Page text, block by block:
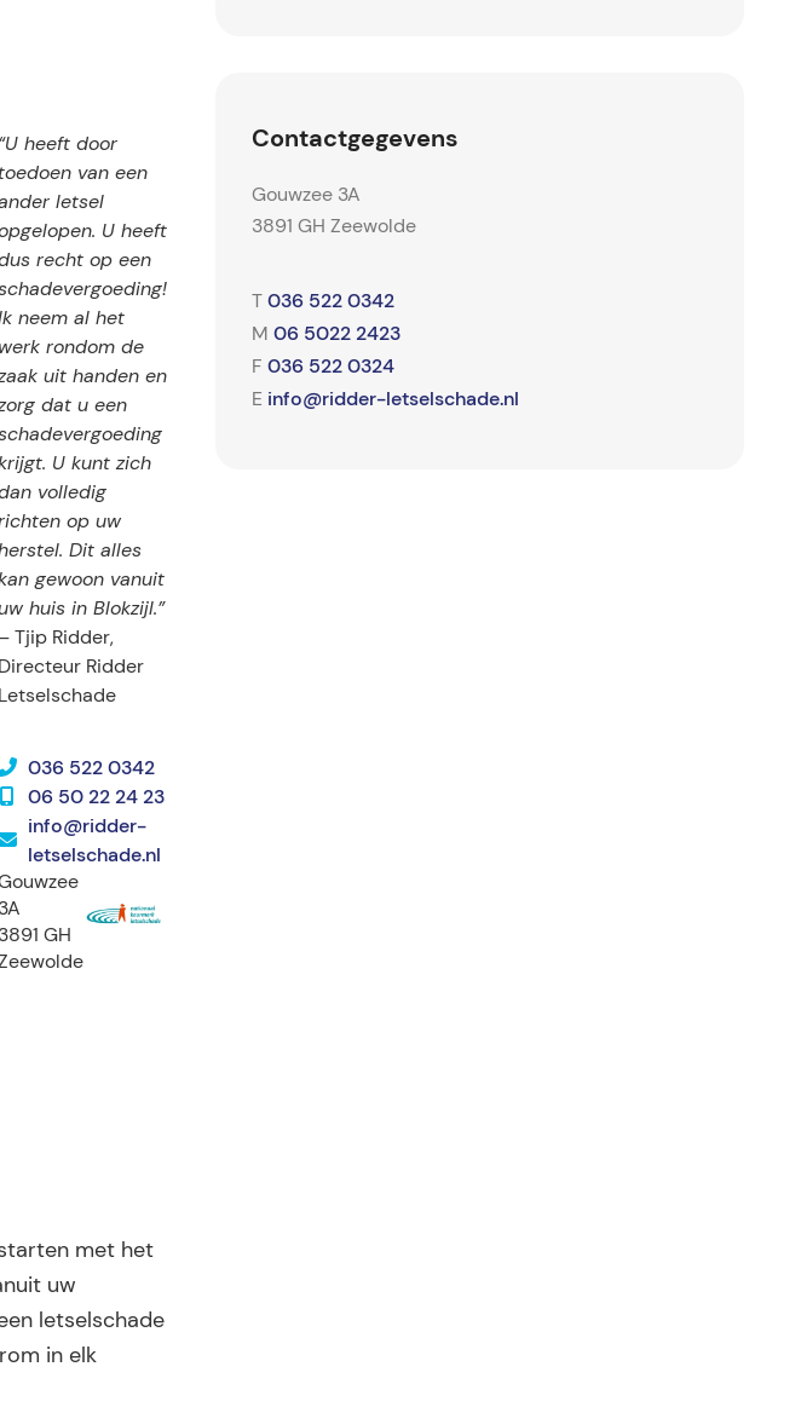
“U heeft door
toedoen van een
letsel
U heeft
recht op een
neem al het
werk rondom de
uit handen en
dat u een
U kunt zich
volledig
op uw
Dit alles
gewoon vanuit
huis in Blokzijl.”
– Tjip Ridder,
Directeur Ridder
Letselschade
036 522 0342
06 50 22 24 23
info@ridder-
letselschade.nl
3A
3891 GH
met het
uw
letselschade
in elk
Contactgegevens
Gouwzee 3A
3891 GH Zeewolde
T 036 522 0342
M 06 5022 2423
F 036 522 0324
E info@ridder-letselschade.nl